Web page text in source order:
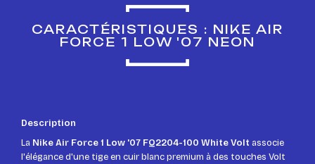
CARACTÉRISTIQUES : NIKE AIR
FORCE 1 LOW '07 NEON
Description
La Nike Air Force 1 Low '07 FQ2204-100 White Volt associe
l'élégance d'une tige en cuir blanc premium à des touches Volt